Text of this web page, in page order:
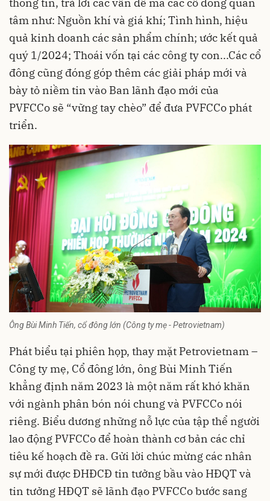
tâm như: Nguồn khí và giá khí; Tình hình, hiệu
quả kinh doanh các sản phẩm chính; ước kết quả
quý 1/2024; Thoái vốn tại các công ty con...Các cổ
đông cũng đóng góp thêm các giải pháp mới và
bày tỏ niềm tin vào Ban lãnh đạo mới của
PVFCCo sẽ “vững tay chèo” để đưa PVFCCo phát
triển.
Ông Bùi Minh Tiến, cổ đông lớn (Công ty mẹ - Petrovietnam)
Phát biểu tại phiên họp, thay mặt Petrovietnam –
Công ty mẹ, Cổ đông lớn, ông Bùi Minh Tiến
khẳng định năm 2023 là một năm rất khó khăn
với ngành phân bón nói chung và PVFCCo nói
riêng. Biểu dương những nỗ lực của tập thể người
lao động PVFCCo để hoàn thành cơ bản các chỉ
tiêu kế hoạch đề ra. Gửi lời chúc mừng các nhân
sự mới được ĐHĐCĐ tin tưởng bầu vào HĐQT và
tin tưởng HĐQT sẽ lãnh đạo PVFCCo bước sang